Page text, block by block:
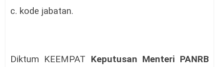
c. kode jabatan.
Diktum KEEMPAT Keputusan Menteri PANRB